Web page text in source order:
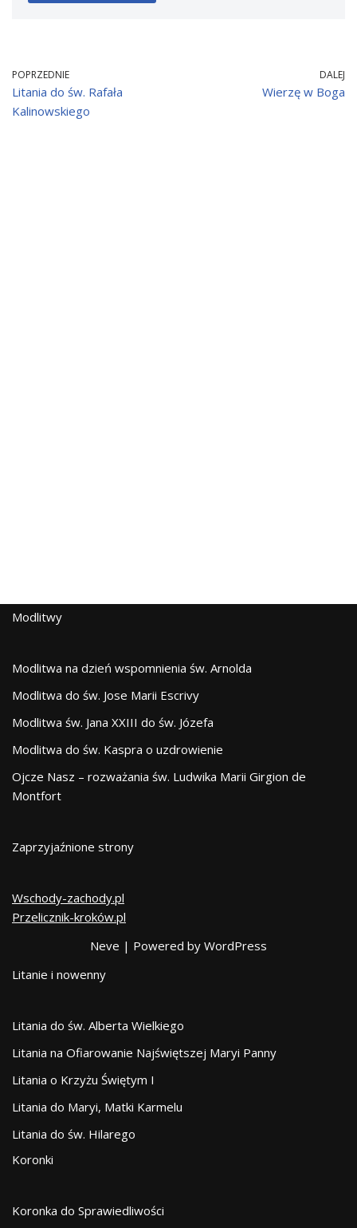
POPRZEDNIE
Litania do św. Rafała
Kalinowskiego
DALEJ
Wierzę w Boga
Modlitwy
Modlitwa na dzień wspomnienia św. Arnolda
Modlitwa do św. Jose Marii Escrivy
Modlitwa św. Jana XXIII do św. Józefa
Modlitwa do św. Kaspra o uzdrowienie
Ojcze Nasz – rozważania św. Ludwika Marii Girgion de
Montfort
Zaprzyjaźnione strony
Wschody-zachody.pl
Przelicznik-kroków.pl
Neve | Powered by WordPress
Litanie i nowenny
Litania do św. Alberta Wielkiego
Litania na Ofiarowanie Najświętszej Maryi Panny
Litania o Krzyżu Świętym I
Litania do Maryi, Matki Karmelu
Litania do św. Hilarego
Koronki
Koronka do Sprawiedliwości